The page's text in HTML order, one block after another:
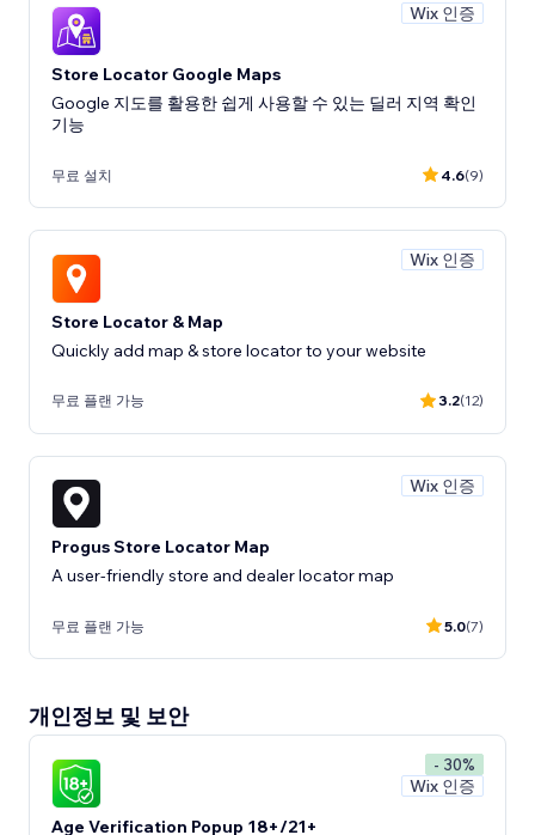
Wix 인증
Store Locator Google Maps
Google 지도를 활용한 쉽게 사용할 수 있는 딜러 지역 확인
기능
무료 설치 4.6(9)
Wix 인증
Store Locator & Map
Quickly add map & store locator to your website
무료 플랜 가능 3.2(12)
Wix 인증
Progus Store Locator Map
A user-friendly store and dealer locator map
무료 플랜 가능 5.0(7)
개인정보 및 보안
- 30%
Wix 인증
Age Verification Popup 18+/21+